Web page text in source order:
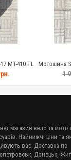
MT-410 TL Мотошина
1
магазин вело та мото
Найнижчі ціни та
вас. Доставка по
Донецьк,